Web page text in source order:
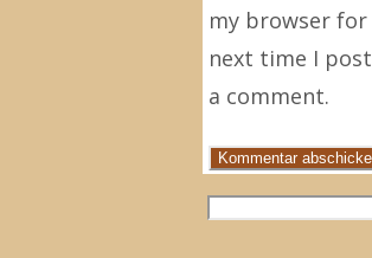
my browser for
next time I post
a comment.